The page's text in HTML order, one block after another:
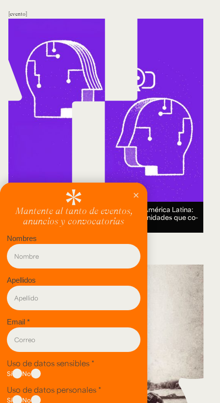
evento
Encuentro Humanidades Digitales en América Latina:
genealogías, conocimiento abierto y comunidades que co-
crean.18 AUG 2026.
evento